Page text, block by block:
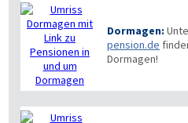
Dormagen:
pension.de
Dormagen!